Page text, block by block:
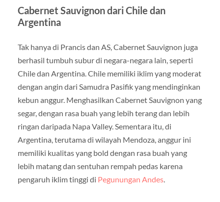
Cabernet Sauvignon dari Chile dan
Argentina
Tak hanya di Prancis dan AS, Cabernet Sauvignon juga
berhasil tumbuh subur di negara-negara lain, seperti
Chile dan Argentina. Chile memiliki iklim yang moderat
dengan angin dari Samudra Pasifik yang mendinginkan
kebun anggur. Menghasilkan Cabernet Sauvignon yang
segar, dengan rasa buah yang lebih terang dan lebih
ringan daripada Napa Valley. Sementara itu, di
Argentina, terutama di wilayah Mendoza, anggur ini
memiliki kualitas yang bold dengan rasa buah yang
lebih matang dan sentuhan rempah pedas karena
pengaruh iklim tinggi di Pegunungan Andes.